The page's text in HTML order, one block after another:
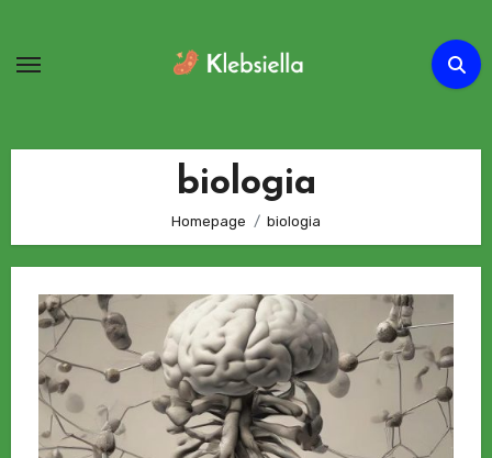
contenuto
biologia
Homepage biologia